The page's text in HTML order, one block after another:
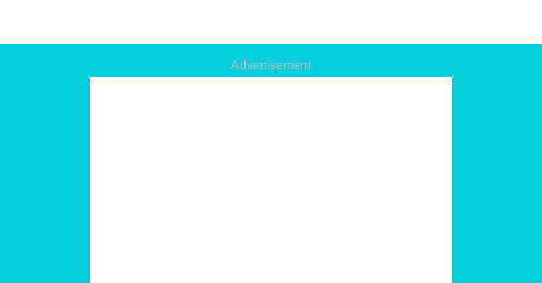
Advertisement